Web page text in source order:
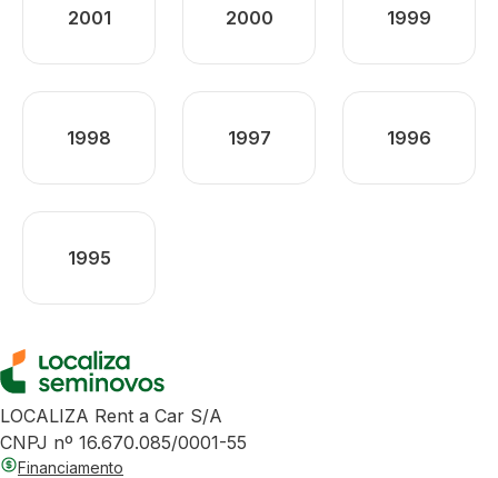
2001 2000 1999
1998 1997 1996
1995
LOCALIZA Rent a Car S/A
CNPJ nº 16.670.085/0001-55
Financiamento